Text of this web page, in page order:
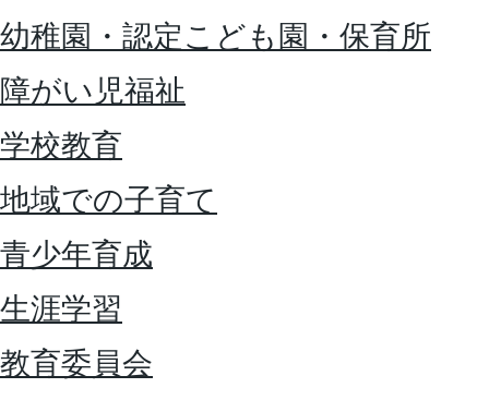
幼稚園・認定こども園・保育所
障がい児福祉
学校教育
地域での子育て
青少年育成
生涯学習
教育委員会